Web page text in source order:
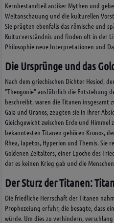
Kernbestandteil antiker Mythen und
Weltanschauung und die kulturellen
Sie prägten ebenfalls das römische und
Kulturverständnis und finden oft in der
Philosophie neue Interpretationen und
Die Ursprünge und das
Nach dem griechischen Dichter Hesiod,
"Theogonie" ausführlich die Entstehung
beschreibt, waren die Titanen insgesamt
Gaia und Uranos, zeugten sie in ihrer
Gleichgewicht zwischen Erde und Himmel
bekanntesten Titanen gehören Kronos,
Rhea, Iapetos, Hyperion und Themis. Sie
Goldenen Zeitalters, einer Epoche des
der es keinen Krieg gab und die
Der Sturz der Titanen:
Die friedliche Herrschaft der Titanen
Prophezeiung erfuhr, die besagte, dass
würde. Um dies zu verhindern,